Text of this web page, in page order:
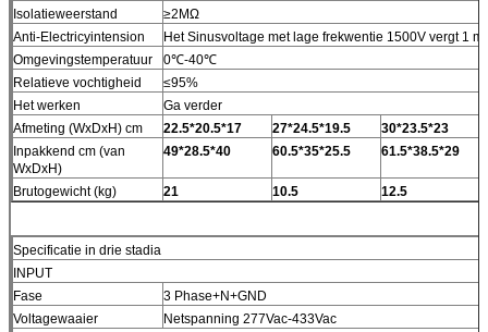
Isolatieweerstand
≥2MΩ
Anti-Electricyintension
Het Sinusvoltage met lage frekwentie 1500V vergt 1
Omgevingstemperatuur
0℃-40℃
Relatieve vochtigheid
≤95%
Het werken
Ga verder
Afmeting (WxDxH) cm
22.5*20.5*17 27*24.5*19.5
30*23.5*23
Inpakkend cm (van
WxDxH)
49*28.5*40 60.5*35*25.5 61.5*38.5*29
Brutogewicht (kg) 21 10.5 12.5
Specificatie in drie stadia
INPUT
Fase
3 Phase+N+GND
Voltagewaaier
Netspanning 277Vac-433Vac